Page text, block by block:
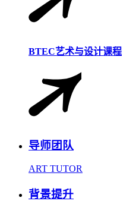
BTEC艺术与设计课程
导师团队
ART TUTOR
背景提升